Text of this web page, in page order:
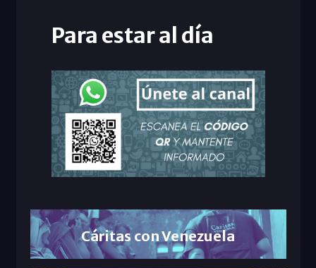
Para estar al día
Cáritas con Venezuela